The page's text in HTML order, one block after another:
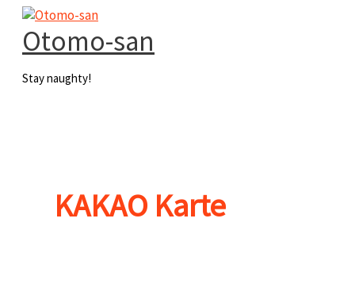
Zum
Inhalt
springen
Otomo-san
Stay naughty!
KAKAO Karte